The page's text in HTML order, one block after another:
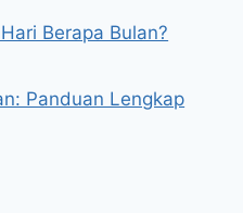
Berapa Bulan?
Panduan Lengkap